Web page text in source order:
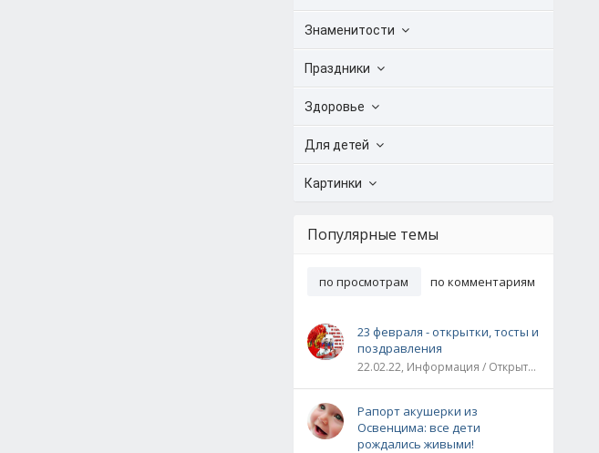
Знаменитости
Праздники
Здоровье
Для детей
Картинки
Популярные темы
по просмотрам по комментариям
23 февраля - открытки, тосты и
поздравления
22.02.22, Информация / Открытки / Все праздники
Рапорт акушерки из
Освенцима: все дети
рождались живыми!